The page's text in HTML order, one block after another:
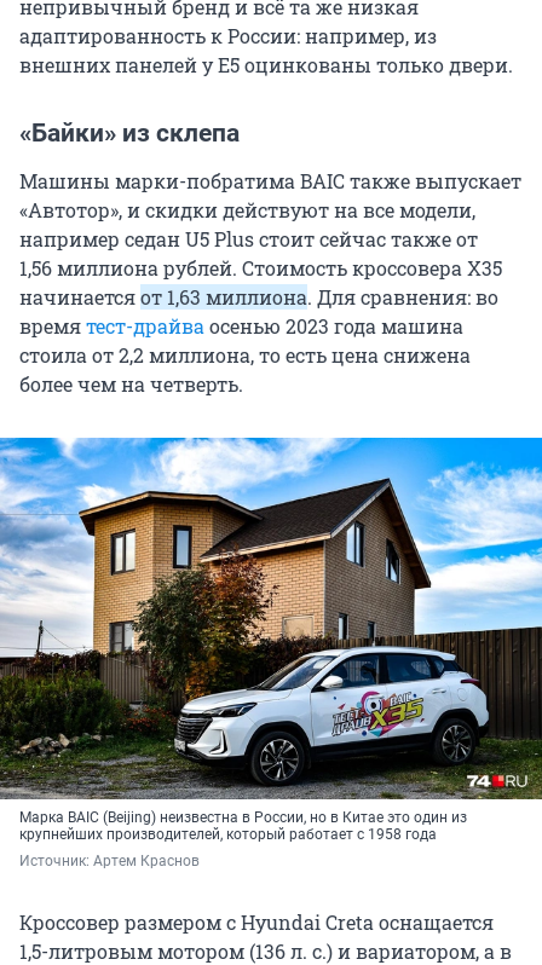
непривычный бренд и всё та же низкая
адаптированность к России: например, из
внешних панелей у E5 оцинкованы только двери.
«Байки» из склепа
Машины марки-побратима BAIC также выпускает
«Автотор», и скидки действуют на все модели,
например седан U5 Plus стоит сейчас также от
1,56 миллиона рублей. Стоимость кроссовера X35
начинаетсяот 1,63 миллиона. Для сравнения: во
времятест-драйва осенью 2023 года машина
стоила от 2,2 миллиона, то есть цена снижена
более чем на четверть.
Марка BAIC (Beijing) неизвестна в России, но в Китае это один из
крупнейших производителей, который работает с 1958 года
Источник: Артем Краснов
Кроссовер размером с Hyundai Creta оснащается
1,5-литровым мотором (136 л. с.) и вариатором, а в